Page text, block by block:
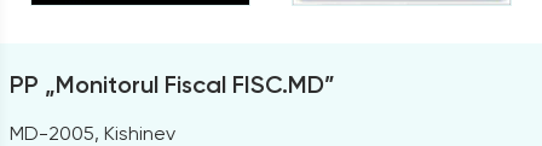
PP „Monitorul Fiscal FISC.MD”
MD-2005, Kishinev